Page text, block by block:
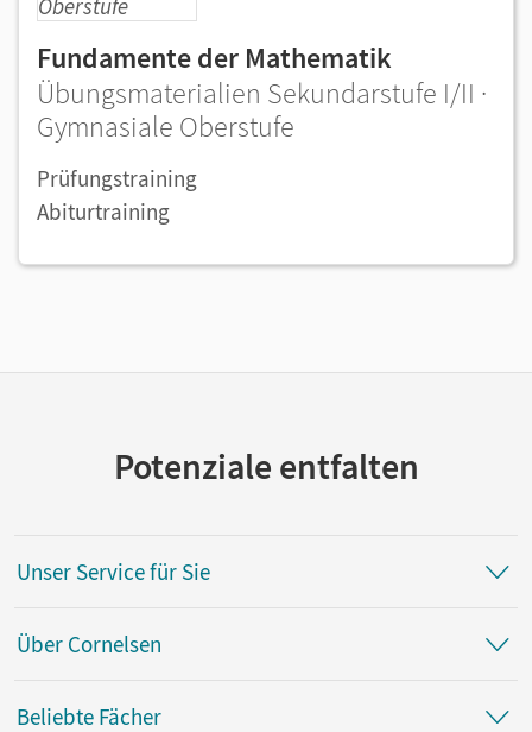
Fundamente der Mathematik
Übungsmaterialien Sekundarstufe I/II ·
Gymnasiale Oberstufe
Prüfungstraining
Abiturtraining
Potenziale entfalten
Unser Service für Sie
Über Cornelsen
Beliebte Fächer